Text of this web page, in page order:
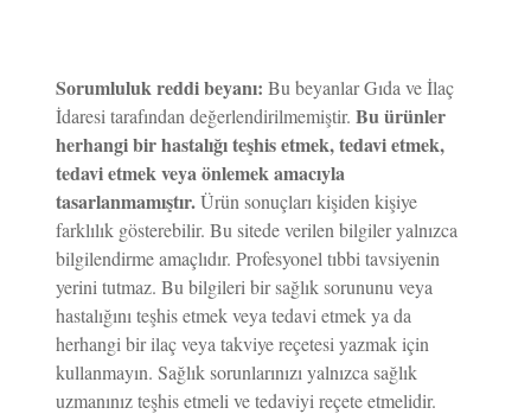
Sorumluluk reddi beyanı: Bu beyanlar Gıda ve İlaç
İdaresi tarafından değerlendirilmemiştir. Bu ürünler
herhangi bir hastalığı teşhis etmek, tedavi etmek,
tedavi etmek veya önlemek amacıyla
tasarlanmamıştır.Ürün sonuçları kişiden kişiye
farklılık gösterebilir. Bu sitede verilen bilgiler yalnızca
bilgilendirme amaçlıdır. Profesyonel tıbbi tavsiyenin
yerini tutmaz. Bu bilgileri bir sağlık sorununu veya
hastalığını teşhis etmek veya tedavi etmek ya da
herhangi bir ilaç veya takviye reçetesi yazmak için
kullanmayın. Sağlık sorunlarınızı yalnızca sağlık
uzmanınız teşhis etmeli ve tedaviyi reçete etmelidir.